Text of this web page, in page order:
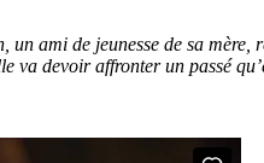
ami de jeunesse de sa
devoir affronter un passé